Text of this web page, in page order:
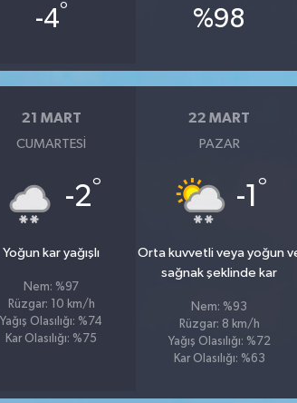
-4° %98
21 MART
CUMARTESI
-2°
Yoğun kar yağışlı
Nem: %97
Rüzgar: 10 km/h
Yağış Olasılığı: %74
Kar Olasılığı: %75
22 MART
PAZAR
-1 °
Orta kuvvetli veya yoğun
sağnak şeklinde kar
Nem: %93
Rüzgar: 8 km/h
Yağış Olasılığı: %72
Kar Olasılığı: %63